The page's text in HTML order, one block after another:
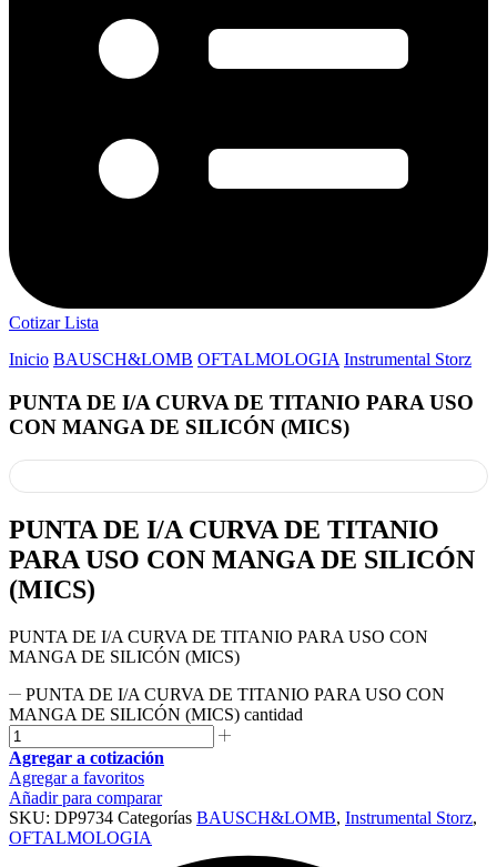
Cotizar Lista
Inicio BAUSCH&LOMB OFTALMOLOGIA Instrumental Storz
PUNTA DE I/A CURVA DE TITANIO PARA USO
CON MANGA DE SILICÓN (MICS)
PUNTA DE I/A CURVA DE TITANIO
PARA USO CON MANGA DE SILICÓN
(MICS)
PUNTA DE I/A CURVA DE TITANIO PARA USO CON
MANGA DE SILICÓN (MICS)
PUNTA DE I/A CURVA DE TITANIO PARA USO CON
MANGA DE SILICÓN (MICS) cantidad
Agregar a cotización
Agregar a favoritos
Añadir para comparar
SKU: DP9734 Categorías BAUSCH&LOMB, Instrumental Storz,
OFTALMOLOGIA